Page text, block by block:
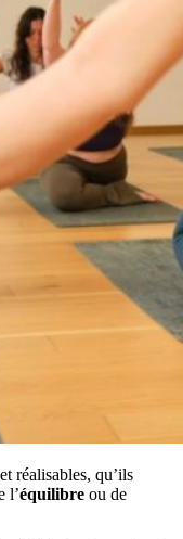
réalisables, qu’ils
l’équilibre ou de